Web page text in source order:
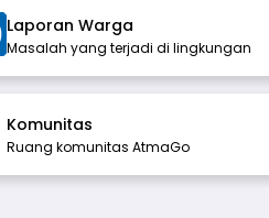
Laporan Warga
Masalah yang terjadi di lingkungan
Komunitas
Ruang komunitas AtmaGo